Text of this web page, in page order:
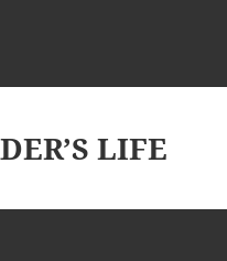
LIFE